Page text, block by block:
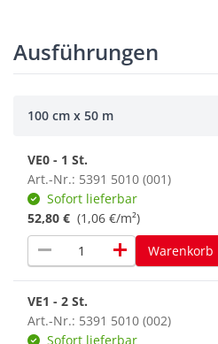
Ausführungen
100 cm x 50 m
VE0 - 1 St.
Art.-Nr.: 5391 5010 (001)
Sofort lieferbar
52,80 € (1,06 €/m²)
remove add Warenkorb
VE1 - 2 St.
Art.-Nr.: 5391 5010 (002)
Sofort lieferbar